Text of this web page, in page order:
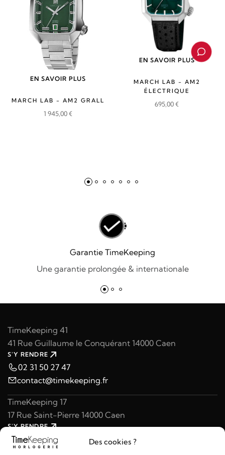
Des cookies ?
EN SAVOIR PLUS
MARCH LAB - AM2 GRALL
1 945,00€
EN SAVOIR PLUS
MARCH LAB - AM2
ÉLECTRIQUE
695,00€
Garantie TimeKeeping
Une garantie prolongée & internationale
TimeKeeping 41
41 Rue Guillaume le Conquérant 14000 Caen
S'Y RENDRE
02 31 50 27 47
contact@timekeeping.fr
TimeKeeping 17
17 Rue Saint-Pierre 14000 Caen
S'Y RENDRE
02 31 47 49 97
contact@timekeeping.fr